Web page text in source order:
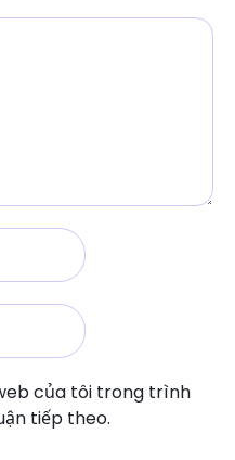
của tôi trong trình
tiếp theo.